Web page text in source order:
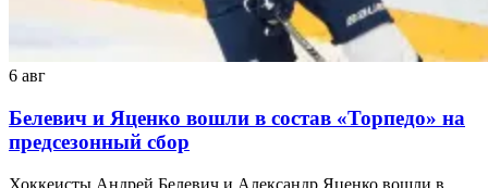
6 авг
Белевич и Яценко вошли в состав «Торпедо» на
предсезонный сбор
Хоккеисты Андрей Белевич и Александр Яценко вошли в